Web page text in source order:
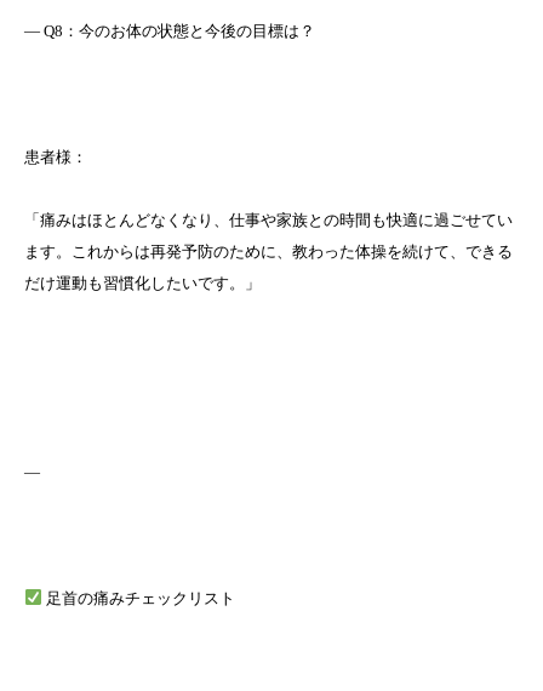
― Q8：今のお体の状態と今後の目標は？
患者様：
「痛みはほとんどなくなり、仕事や家族との時間も快適に過ごせてい
ます。これからは再発予防のために、教わった体操を続けて、できる
だけ運動も習慣化したいです。」
—
足首の痛みチェックリスト